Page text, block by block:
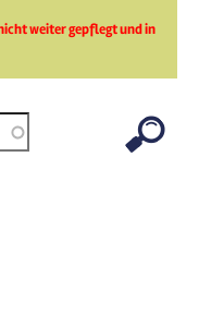
weiter gepflegt und in